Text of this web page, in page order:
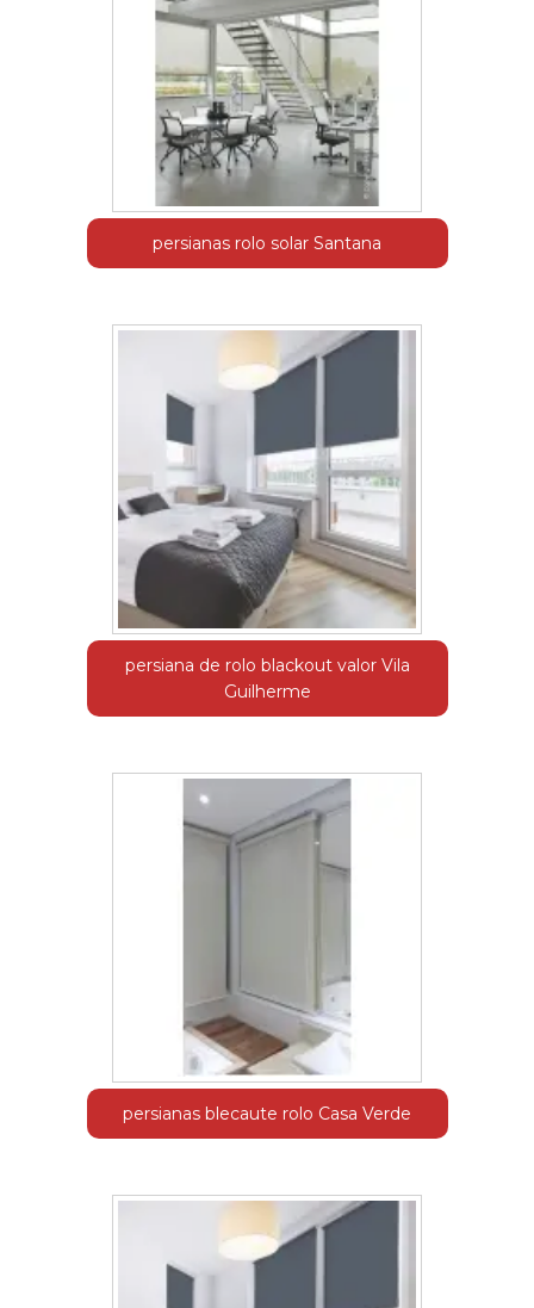
persianas rolo solar Santana
persiana de rolo blackout valor Vila
Guilherme
persianas blecaute rolo Casa Verde